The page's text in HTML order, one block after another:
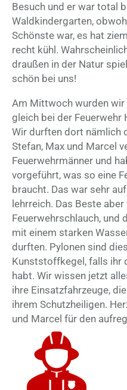
Besuch und er war total
Waldkindergarten,
Schönste war, es hat
recht kühl.
draußen in der Natur
schön bei uns!
Am Mittwoch wurden wir
gleich bei der Feuerwehr
Wir durften dort nämlich
Stefan, Max und Marcel
Feuerwehrmänner und
vorgeführt, was so eine
braucht. Das war sehr
lehrreich. Das Beste
Feuerwehrschlauch, und
mit einem starken
durften. Pylonen sind
Kunststoffkegel, falls ihr
habt. Wir wissen jetzt
ihre Einsatzfahrzeuge,
ihrem Schutzheiligen.
und Marcel für den